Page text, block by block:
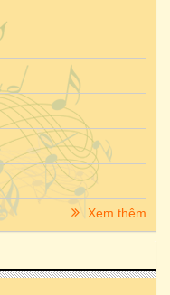
Xem thêm